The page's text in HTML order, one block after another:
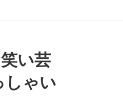
い芸
しゃい